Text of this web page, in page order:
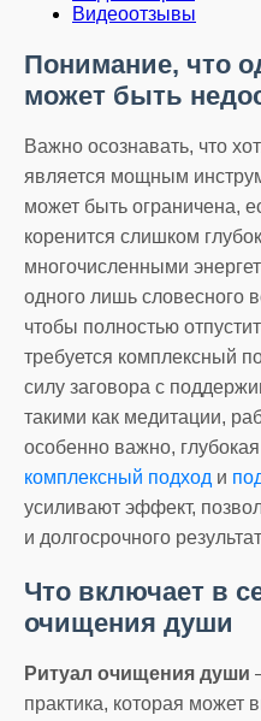
Видеоотзывы
Понимание, что
может быть
Важно осознавать, что
является мощным
может быть ограничена,
коренится слишком
многочисленными
одного лишь словесного
чтобы полностью
требуется комплексный
силу заговора с
такими как медитации,
особенно важно,
комплексный подход и
усиливают эффект,
и долгосрочного
Что включает в
очищения души
Ритуал очищения души
практика, которая может